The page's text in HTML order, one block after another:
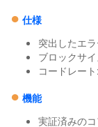
● 仕様
突出したエ
ブロックサ
コードレー
● 機能
実証済みの